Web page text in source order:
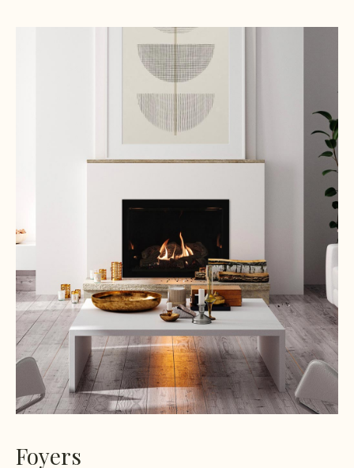
Foyers